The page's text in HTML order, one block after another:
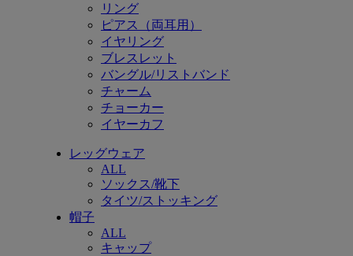
リング
ピアス（両耳用）
イヤリング
ブレスレット
バングル/リストバンド
チャーム
チョーカー
イヤーカフ
レッグウェア
ALL
ソックス/靴下
タイツ/ストッキング
帽子
ALL
キャップ